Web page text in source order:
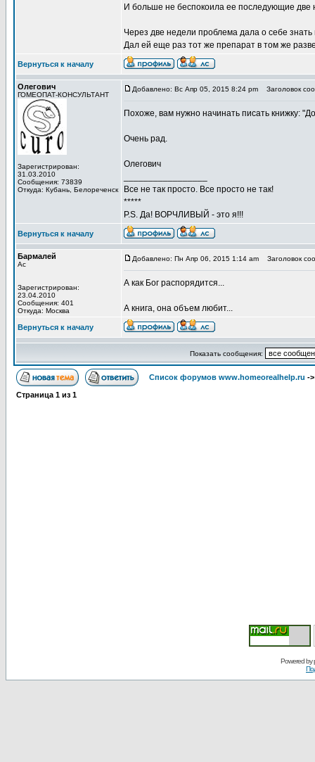
И больше не беспокоила ее последующие две
Через две недели проблема дала о себе
Дал ей еще раз тот же препарат в том же
Вернуться к началу
Олегович
ГОМЕОПАТ-КОНСУЛЬТАНТ
Зарегистрирован:
31.03.2010
Сообщения: 73839
Откуда: Кубань, Белореченск
Добавлено: Вс Апр 05, 2015 8:24 pm Заголовок
Похоже, вам нужно начинать писать книжку:
Очень рад.
Олегович
Все не так просто. Все просто не так!
*****
P.S. Да! ВОРЧЛИВЫЙ - это я!!!
Вернуться к началу
Бармалей
Ас
Зарегистрирован:
23.04.2010
Сообщения: 401
Откуда: Москва
Добавлено: Пн Апр 06, 2015 1:14 am Заголовок
А как Бог распорядится...
А книга, она объем любит...
Вернуться к началу
Показать сообщения:
Список форумов www.homeorealhelp.ru -
Страница 1 из 1
Powered by